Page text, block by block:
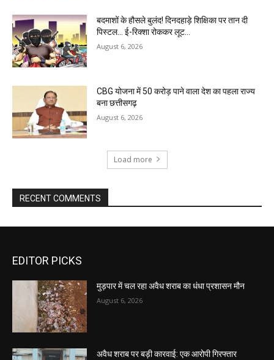
बदमाशों के हौसले बुलंद! दिनदहाड़े शिक्षिका पर तान दी
पिस्टल… ई-रिक्शा रोककर लूट…
August 6, 2026
CBG योजना में 50 करोड़ पाने वाला देश का पहला राज्य
बना छत्तीसगढ़
August 6, 2026
Load more
RECENT COMMENTS
EDITOR PICKS
मुड़पार में चल रहा अवैध शराब का धंधा प्रशासन मौन
August 6, 2026
अवैध शराब पर बड़ी कारवाई: एक आरोपी गिरफ्तार